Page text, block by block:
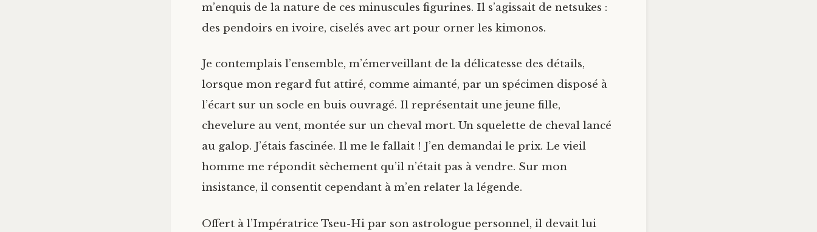
m’enquis de la nature de ces minuscules figurines. Il s’agissait de netsukes :
des pendoirs en ivoire, ciselés avec art pour orner les kimonos.
Je contemplais l’ensemble, m’émerveillant de la délicatesse des détails,
lorsque mon regard fut attiré, comme aimanté, par un spécimen disposé à
l’écart sur un socle en buis ouvragé. Il représentait une jeune fille,
chevelure au vent, montée sur un cheval mort. Un squelette de cheval lancé
au galop. J’étais fascinée. Il me le fallait ! J’en demandai le prix. Le vieil
homme me répondit sèchement qu’il n’était pas à vendre. Sur mon
insistance, il consentit cependant à m’en relater la légende.
Offert à l’Impératrice Tseu-Hi par son astrologue personnel, il devait lui